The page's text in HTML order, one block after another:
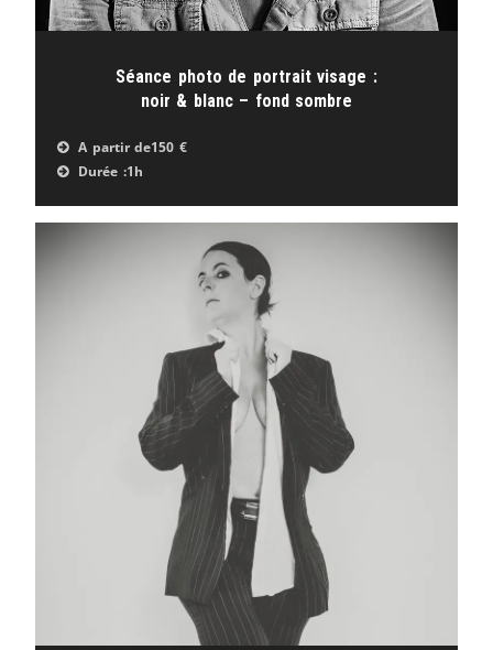
Séance photo de portrait visage :
noir & blanc – fond sombre
A partir de150 €
Durée :1h